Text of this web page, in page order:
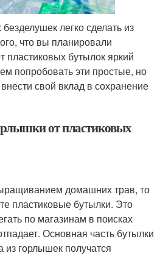
легко сделать из
что вы планировали
пластиковых бутылок яркий
попробовать эти простые, но
свой вклад в сохранение
от пластиковых
домашних трав, то
пластиковые бутылки. Это
по магазинам в поисках
Основная часть бутылки
из горлышек получатся